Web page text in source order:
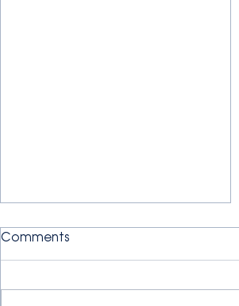
Comments